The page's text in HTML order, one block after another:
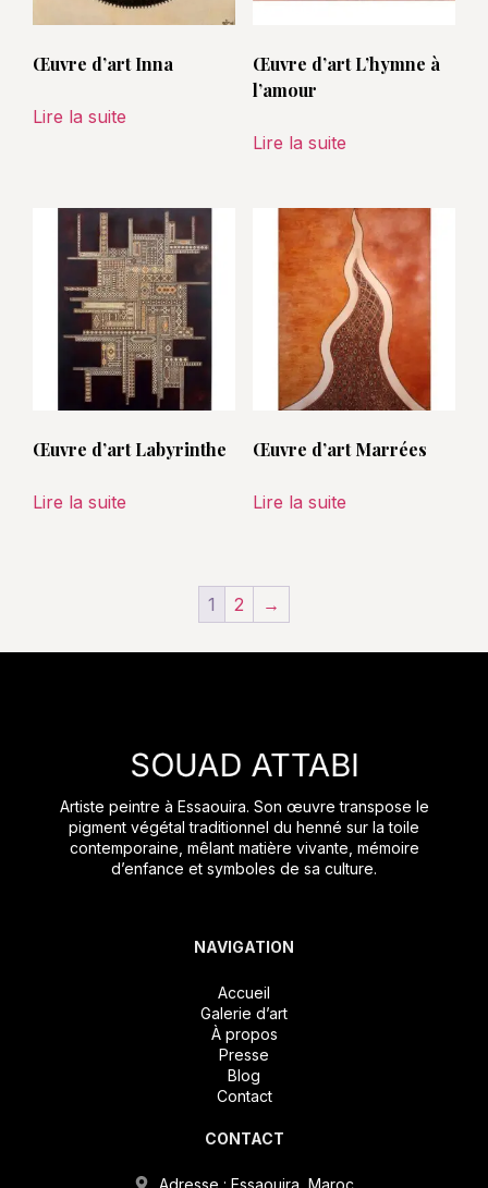
Œuvre d’art Inna
Lire la suite
Œuvre d’art L’hymne à
l’amour
Lire la suite
Œuvre d’art Labyrinthe
Lire la suite
Œuvre d’art Marrées
Lire la suite
1 2 →
Artiste peintre à Essaouira. Son œuvre transpose le
pigment végétal traditionnel du henné sur la toile
contemporaine, mêlant matière vivante, mémoire
d’enfance et symboles de sa culture.
NAVIGATION
Accueil
Galerie d’art
À propos
Presse
Blog
Contact
CONTACT
Adresse : Essaouira, Maroc